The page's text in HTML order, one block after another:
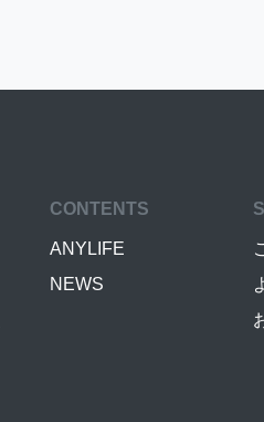
CONTENTS
ANYLIFE
NEWS